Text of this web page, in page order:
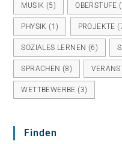
MUSIK (5) OBERSTUFE
PHYSIK (1) PROJEKTE
SOZIALES LERNEN (6)
SPRACHEN (8)
WETTBEWERBE (3)
Finden